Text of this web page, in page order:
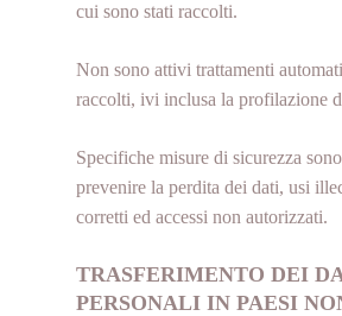
cui sono stati raccolti.
Non sono attivi trattamenti
raccolti, ivi inclusa la profilazione
Specifiche misure di sicurezza
prevenire la perdita dei dati, usi
corretti ed accessi non autorizzati.
TRASFERIMENTO DEI
PERSONALI IN PAESI